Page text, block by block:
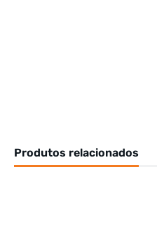
Produtos relacionados